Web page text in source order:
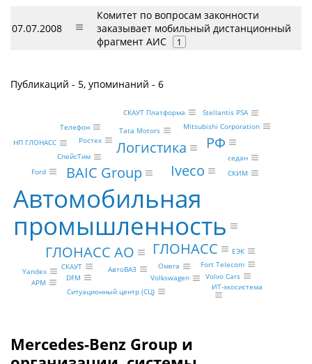
07.07.2008
Комитет по вопросам законности
заказывает мобильный дистанционный
фрагмент АИС
1
Публикаций - 5, упоминаний - 6
Автомобильная
промышленность
Iveco
BAIC Group
ГЛОНАСС АО ГЛОНАСС
РФ
Логистика
Омега
СпейсТим
Ростех
НП ГЛОНАСС
Fort Telecom
СКАУТ
Yandex АвтоВАЗ
Volvo Cars
Mitsubishi Corporation
Tata Motors
Ford
DFM Volkswagen
ЕЭК
СКИМ
АРМ
Телефон
Ситуационный центр (СЦ)
седан
ИТ-экосистема
Stellantis PSA
СКАУТ Платформа
Mercedes-Benz Group и